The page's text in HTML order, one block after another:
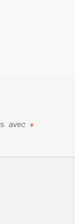
avec*